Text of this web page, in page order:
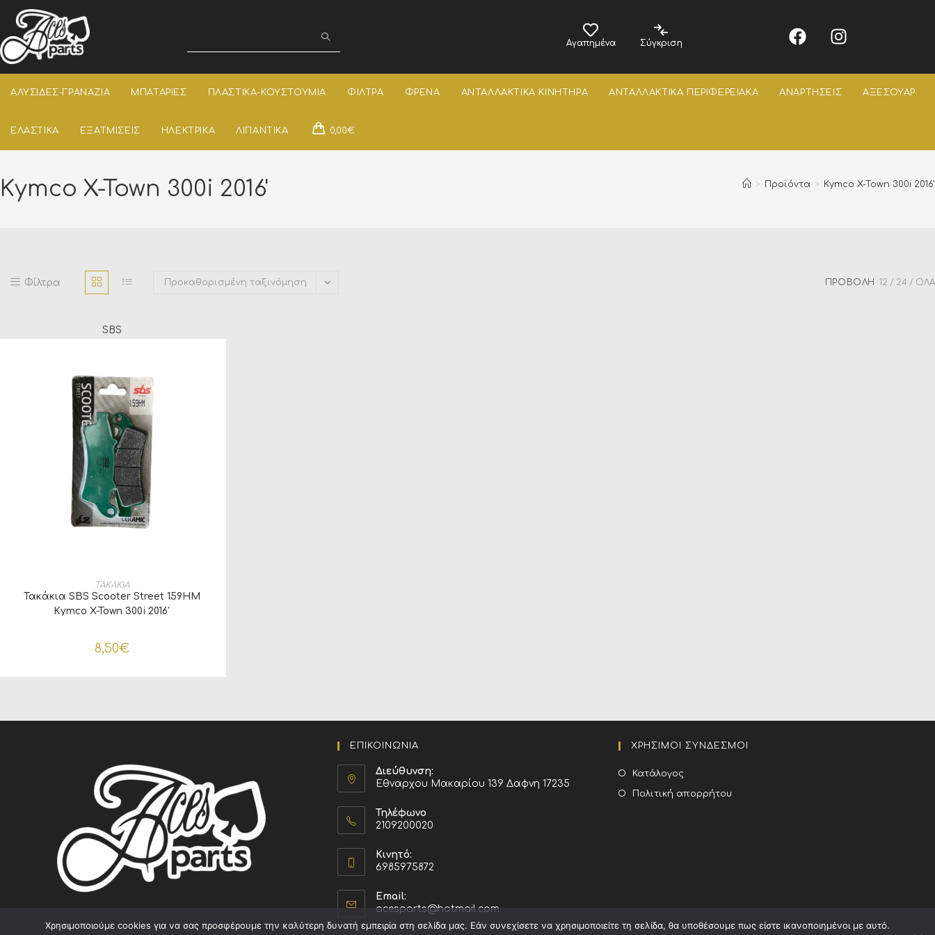
Αγαπημένα Σύγκριση
ΑΛΥΣΙΔΕΣ-ΓΡΑΝΑΖΙΑ ΜΠΑΤΑΡΙΕΣ ΠΛΑΣΤΙΚΑ-ΚΟΥΣΤΟΥΜΙΑ ΦΙΛΤΡΑ ΦΡΕΝΑ ΑΝΤΑΛΛΑΚΤΙΚΑ ΚΙΝΗΤΗΡΑ ΑΝΤΑΛΛΑΚΤΙΚΑ ΠΕΡΙΦΕΡΕΙΑΚΑ ΑΝΑΡΤΗΣΕΙΣ ΑΞΕΣΟΥΑΡ
ΕΛΑΣΤΙΚΑ ΕΞΑΤΜΙΣΕΙΣ ΗΛΕΚΤΡΙΚΑ ΛΙΠΑΝΤΙΚΑ 0,00€
Kymco X-Town 300i 2016' > Προϊόντα > Kymco X-Town 300i 2016'
Φίλτρα Προκαθορισμένη ταξινόμηση ΠΡΟΒΟΛΉ 12 24 ΌΛΑ
SBS
ΠΡΟΣΘΉΚΗ ΣΤΟ ΚΑΛΆΘΙ
ΤΑΚΑΚΙΑ
Τακάκια SBS Scooter Street 159HM
Kymco X-Town 300i 2016′
8,50€
ΕΠΙΚΟΙΝΩΝΙΑ
Διεύθυνση:
Εθναρχου Μακαρίου 139 Δαφνη 17235
Τηλέφωνο
2109200020
Κινητό:
6985975872
Email:
acesparts@hotmail.com
ΧΡΗΣΙΜΟΙ ΣΥΝΔΕΣΜΟΙ
Κατάλογος
Πολιτική απορρήτου
Χρησιμοποιούμε cookies για να σας προσφέρουμε την καλύτερη δυνατή εμπειρία στη σελίδα μας. Εάν συνεχίσετε να χρησιμοποιείτε τη σελίδα, θα υποθέσουμε πως είστε ικανοποιημένοι με αυτό.